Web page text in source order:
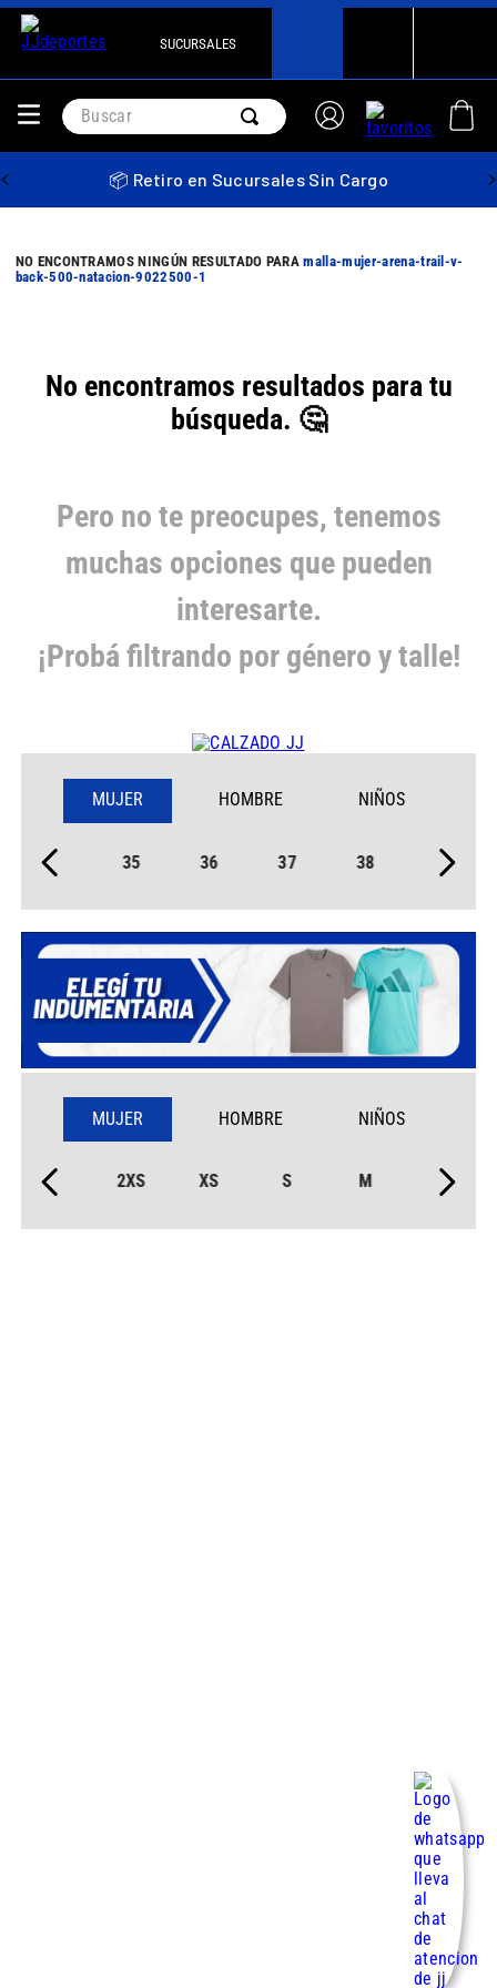
SUCURSALES
Buscar
📦 Retiro en Sucursales Sin Cargo
malla-mujer-arena-trail-v-
back-500-natacion-9022500-1
No encontramos resultados para tu
búsqueda. 🤔
Pero no te preocupes, tenemos
muchas opciones que pueden
interesarte.
¡Probá filtrando por género y talle!
MUJER HOMBRE NIÑOS
35 36 37 38
MUJER HOMBRE NIÑOS
2XS XS S M